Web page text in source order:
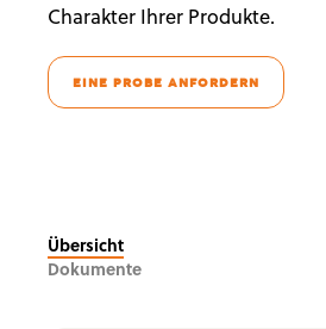
Charakter Ihrer Produkte.
EINE PROBE ANFORDERN
Übersicht
Dokumente